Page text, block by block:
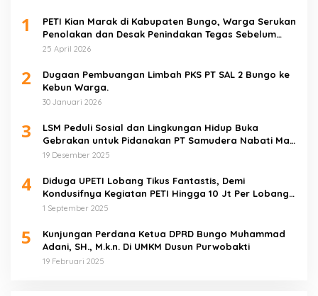
1
PETI Kian Marak di Kabupaten Bungo, Warga Serukan
Penolakan dan Desak Penindakan Tegas Sebelum
Bencana Menelan Korban Tak berdosa.
25 April 2026
2
Dugaan Pembuangan Limbah PKS PT SAL 2 Bungo ke
Kebun Warga.
30 Januari 2026
3
LSM Peduli Sosial dan Lingkungan Hidup Buka
Gebrakan untuk Pidanakan PT Samudera Nabati Mas
atas Dugaan Pencemaran Limbah
19 Desember 2025
4
Diduga UPETI Lobang Tikus Fantastis, Demi
Kondusifnya Kegiatan PETI Hingga 10 Jt Per Lobang
Total 1 Milyar Lebih per Bulan
1 September 2025
5
Kunjungan Perdana Ketua DPRD Bungo Muhammad
Adani, SH., M.k.n. Di UMKM Dusun Purwobakti
19 Februari 2025